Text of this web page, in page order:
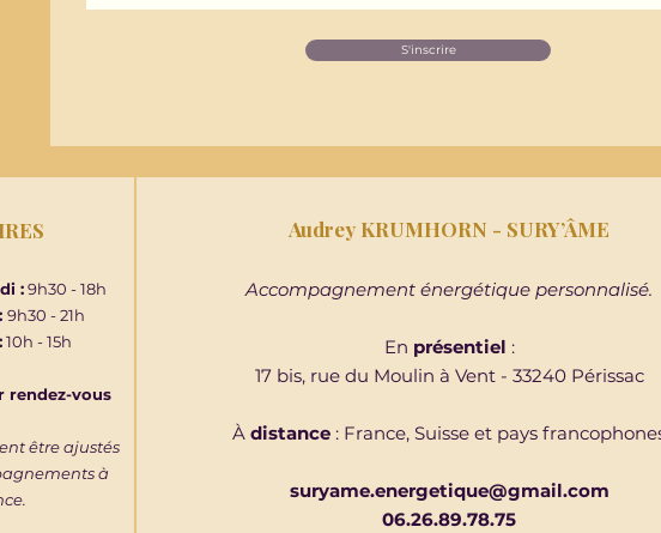
S'inscrire
:9h30 - 18h
9h30 - 21h
10h - 15h
rendez-vous
être ajustés
à
Audrey KRUMHORN - SURY’ÂME
Accompagnement énergétique personnalisé.
En présentiel :
17 bis, rue du Moulin à Vent - 33240 Périssac
À distance : France, Suisse et pays
suryame.energetique@gmail.com
06.26.89.78.75